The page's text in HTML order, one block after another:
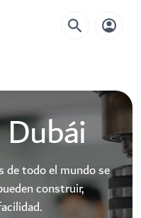
de todo el mundo se
construir,